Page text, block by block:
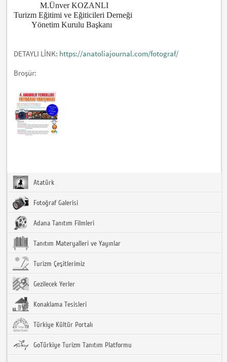
M.Ünver KOZANLI
Turizm Eğitimi ve Eğiticileri Derneği
Yönetim Kurulu Başkanı
DETAYLI LİNK: https://anatoliajournal.com/fotograf/
Broşür:
Atatürk
Fotoğraf Galerisi
Adana Tanıtım Filmleri
Tanıtım Materyalleri ve Yayınlar
Turizm Çeşitlerimiz
Gezilecek Yerler
Konaklama Tesisleri
Türkiye Kültür Portalı
GoTürkiye Turizm Tanıtım Platformu